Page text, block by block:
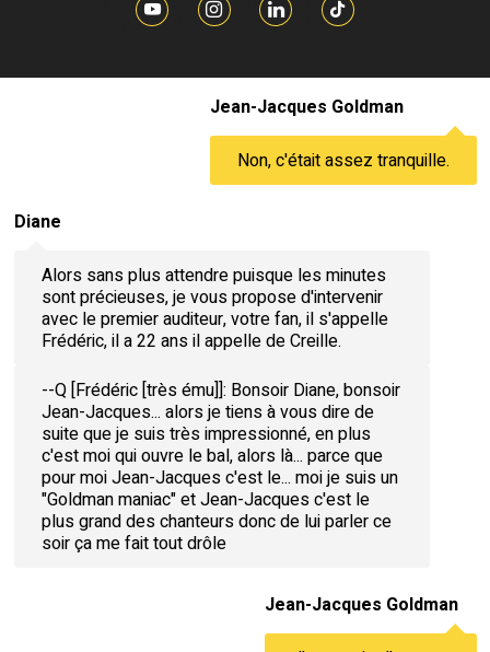
j'ai vu qu'il y avait des fans en bas de
Jean-Jacques Goldman
Non, c'était assez tranquille.
Diane
Alors sans plus attendre puisque les minutes
sont précieuses, je vous propose d'intervenir
avec le premier auditeur, votre fan, il s'appelle
Frédéric, il a 22 ans il appelle de Creille.
--Q [Frédéric [très ému]]: Bonsoir Diane, bonsoir
Jean-Jacques... alors je tiens à vous dire de
suite que je suis très impressionné, en plus
c'est moi qui ouvre le bal, alors là... parce que
pour moi Jean-Jacques c'est le... moi je suis un
"Goldman maniac" et Jean-Jacques c'est le
plus grand des chanteurs donc de lui parler ce
soir ça me fait tout drôle
Jean-Jacques Goldman